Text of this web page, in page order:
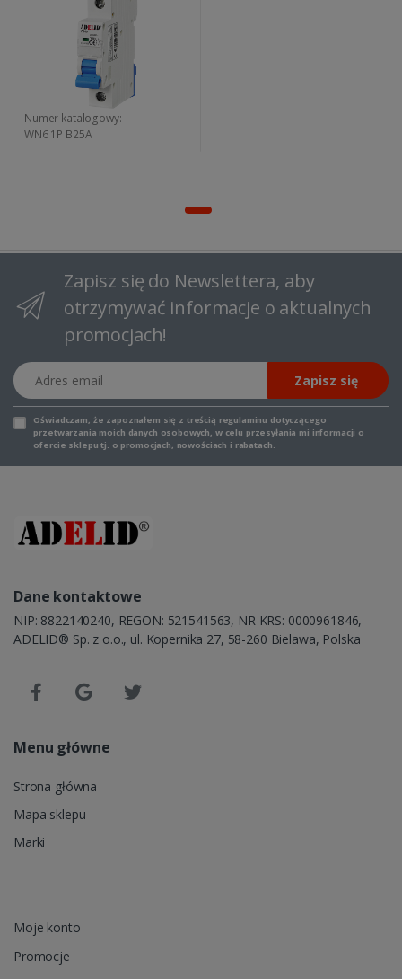
Numer katalogowy:
WN6 1P B25A
Zapisz się do Newslettera, aby
otrzymywać informacje o aktualnych
promocjach!
Adres email
Zapisz się
Oświadczam, że zapoznałem się z treścią regulaminu dotyczącego
przetwarzania moich danych osobowych, w celu przesyłania mi informacji o
ofercie sklepu tj. o promocjach, nowościach i rabatach.
Dane kontaktowe
NIP: 8822140240, REGON: 521541563, NR KRS: 0000961846,
ADELID® Sp. z o.o., ul. Kopernika 27, 58-260 Bielawa, Polska
Menu główne
Strona główna
Mapa sklepu
Marki
Moje konto
Promocje